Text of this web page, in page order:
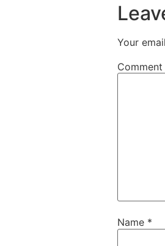
Your
Comment
Name *